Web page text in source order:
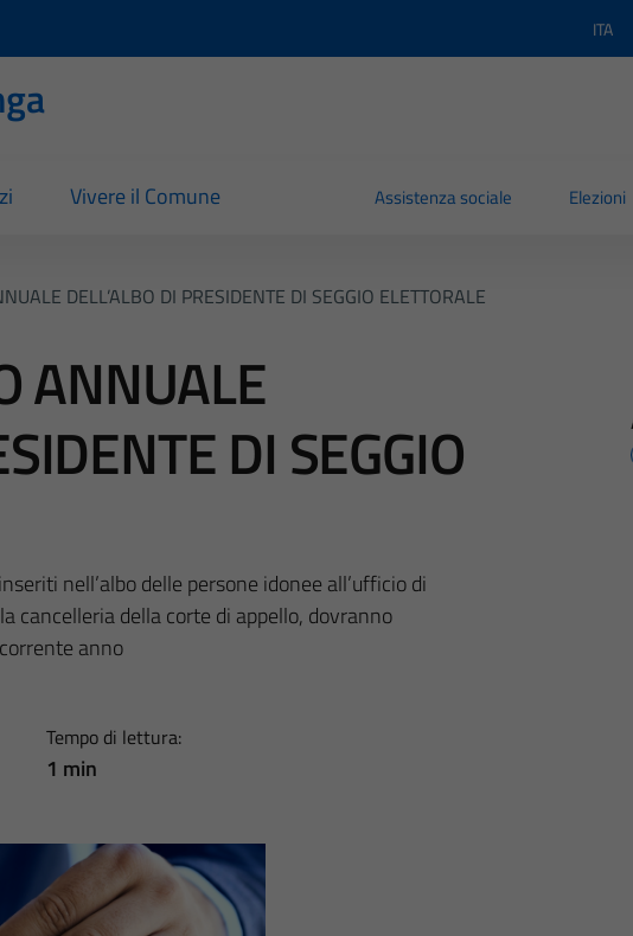
ITA
Vivere il Comune Assistenza sociale Elezioni
DELL’ALBO DI PRESIDENTE DI SEGGIO ELETTORALE
ANNUALE
DI SEGGIO
nell’albo delle persone idonee all’ufficio di
cancelleria della corte di appello, dovranno
anno
Tempo di lettura:
1 min